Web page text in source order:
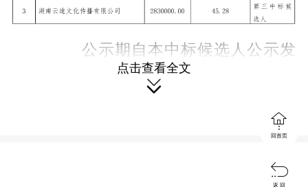
公示期自本中标候选人公示发
布之日起3日。公示期间，参与本项目投
标的投标人对公示结果有异议的，请以
书面形式向招标人或招标代理机构提
点击查看全文


回首页

返 回